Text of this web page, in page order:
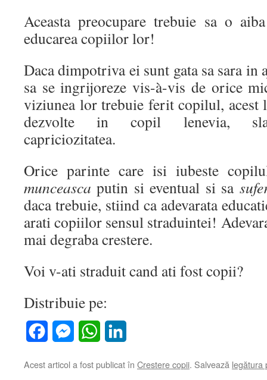
Aceasta preocupare trebuie sa o
educarea copiilor lor!
Daca dimpotriva ei sunt gata sa sara in
sa se ingrijoreze vis-à-vis de orice
viziunea lor trebuie ferit copilul, acest
dezvolte in copil lenevia,
capriciozitatea.
Orice parinte care isi iubeste
munceascaputin si eventual si sa
daca trebuie, stiind ca adevarata
arati copiilor sensul straduintei!
mai degraba crestere.
Voi v-ati straduit cand ati fost copii?
Distribuie pe:
FacebookMessengerWhatsApp
Acest articol a fost publicat în Crestere copii. Salvează legătura